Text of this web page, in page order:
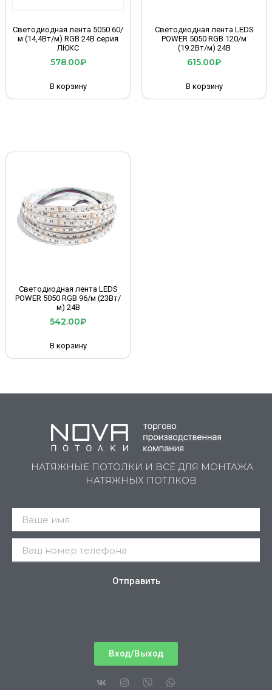
Светодиодная лента 5050 60/
м (14,4Вт/м) RGB 24B серия
ЛЮКС
578.00₽
В корзину
Светодиодная лента LEDS
POWER 5050 RGB 120/м
(19.2Вт/м) 24В
615.00₽
В корзину
Светодиодная лента LEDS
POWER 5050 RGB 96/м (23Вт/
м) 24В
542.00₽
В корзину
НАТЯЖНЫЕ ПОТОЛКИ И ВСЁ ДЛЯ МОНТАЖА
НАТЯЖНЫХ ПОТЛКОВ
Отправить
Вход/Выход